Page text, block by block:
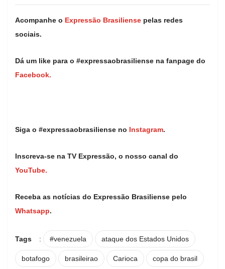
Acompanhe o Expressão Brasiliense pelas redes
sociais.
Dá um like para o #expressaobrasiliense na fanpage do
Facebook.
Siga o #expressaobrasiliense no Instagram.
Inscreva-se na TV Expressão, o nosso canal do
YouTube.
Receba as notícias do Expressão Brasiliense pelo
Whatsapp.
Tags : #venezuela ataque dos Estados Unidos
botafogo brasileirao Carioca copa do brasil